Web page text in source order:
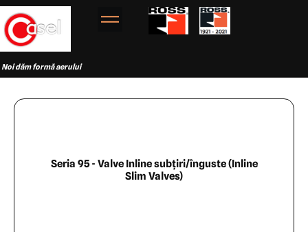
Noi dăm formă aerului
Seria 95 - Valve Inline subțiri/înguste (Inline
Slim Valves)